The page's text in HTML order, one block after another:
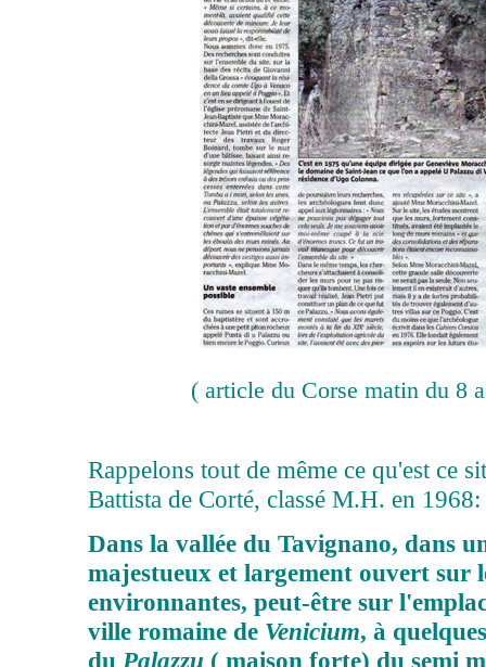
( article du Corse matin du 8
Rappelons tout de même ce qu'est ce
Battista de Corté, classé M.H. en 1968:
Dans la vallée du Tavignano, dans
majestueux et largement ouvert sur
environnantes, peut-être sur
ville romaine de Venicium, à
du Palazzu ( maison forte) du semi